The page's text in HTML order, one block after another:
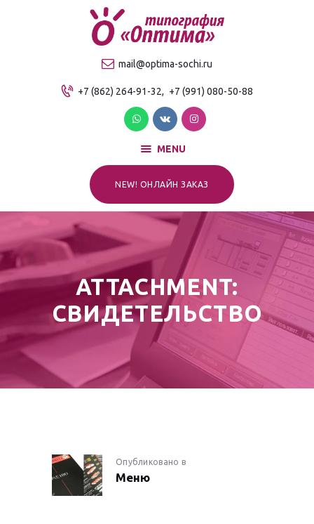
mail@optima-sochi.ru
+7 (862) 264-91-32, +7 (991) 080-50-88
MENU
NEW! ОНЛАЙН ЗАКАЗ
ATTACHMENT:
СВИДЕТЕЛЬСТВО
Качественная типография в Сочи
О компании
Продукция
Услуги
Прайс-лист
Для клиентов
НАВИГАЦИЯ
ПО
Опубликовано вПредыдущая
Меню